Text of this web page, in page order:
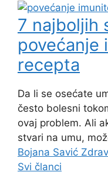
7 najboljih
povećanje
recepta
Da li se osećate
često bolesni
ovaj problem. Ali
stvari na umu,
Bojana Savić
Svi članci